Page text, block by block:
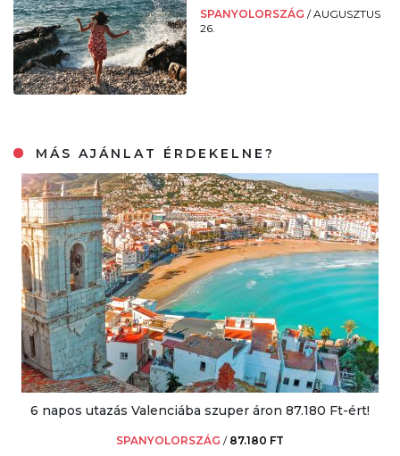
SPANYOLORSZÁG /AUGUSZTUS
26.
MÁS AJÁNLAT ÉRDEKELNE?
6 napos utazás Valenciába szuper áron 87.180 Ft-ért!
SPANYOLORSZÁG / 87.180 FT